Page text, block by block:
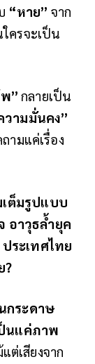
“หาย” จาก
ครจะเป็น
พ”กลายเป็น
วามมั่นคง”
ามแค่เรื่อง
ต็มรูปแบบ
อาวุธล้ำยุค
ระเทศไทย
?
กระดาษ
นแค่ภาพ
ต่เสียงจาก